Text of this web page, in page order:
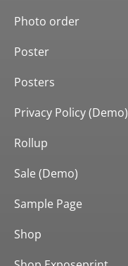
Photo order
Poster
Posters
Privacy Policy (Demo)
Rollup
Sale (Demo)
Sample Page
Shop